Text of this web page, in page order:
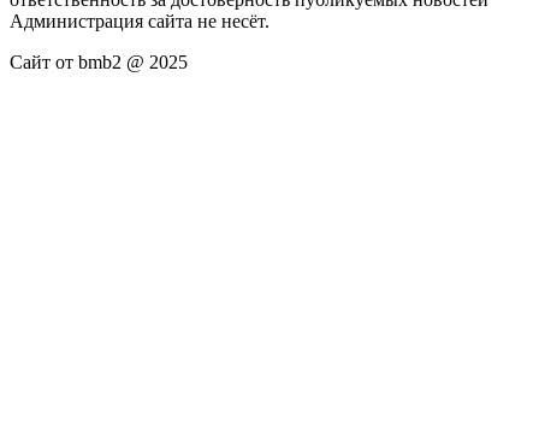
Администрация сайта не несёт.
Сайт от bmb2 @ 2025